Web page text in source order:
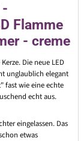
-
Flamme
- creme
Die neue LED
unglaublich elegant
fast wie eine echte
echt aus.
eingelassen. Das
etwas